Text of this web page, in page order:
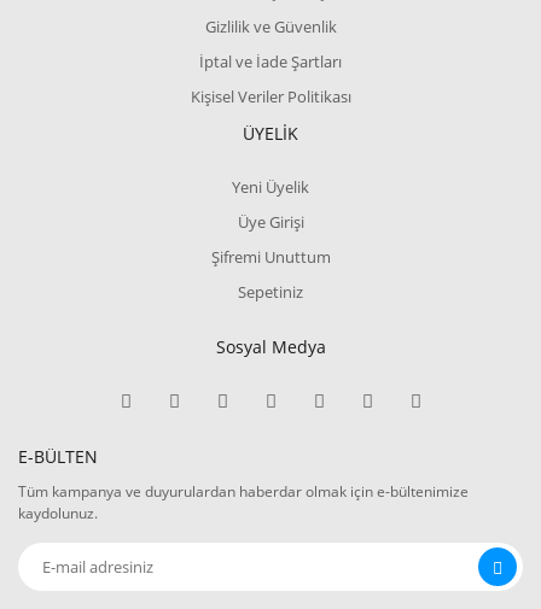
Gizlilik ve Güvenlik
İptal ve İade Şartları
Kişisel Veriler Politikası
ÜYELİK
Yeni Üyelik
Üye Girişi
Şifremi Unuttum
Sepetiniz
Sosyal Medya
E-BÜLTEN
Tüm kampanya ve duyurulardan haberdar olmak için e-bültenimize
kaydolunuz.